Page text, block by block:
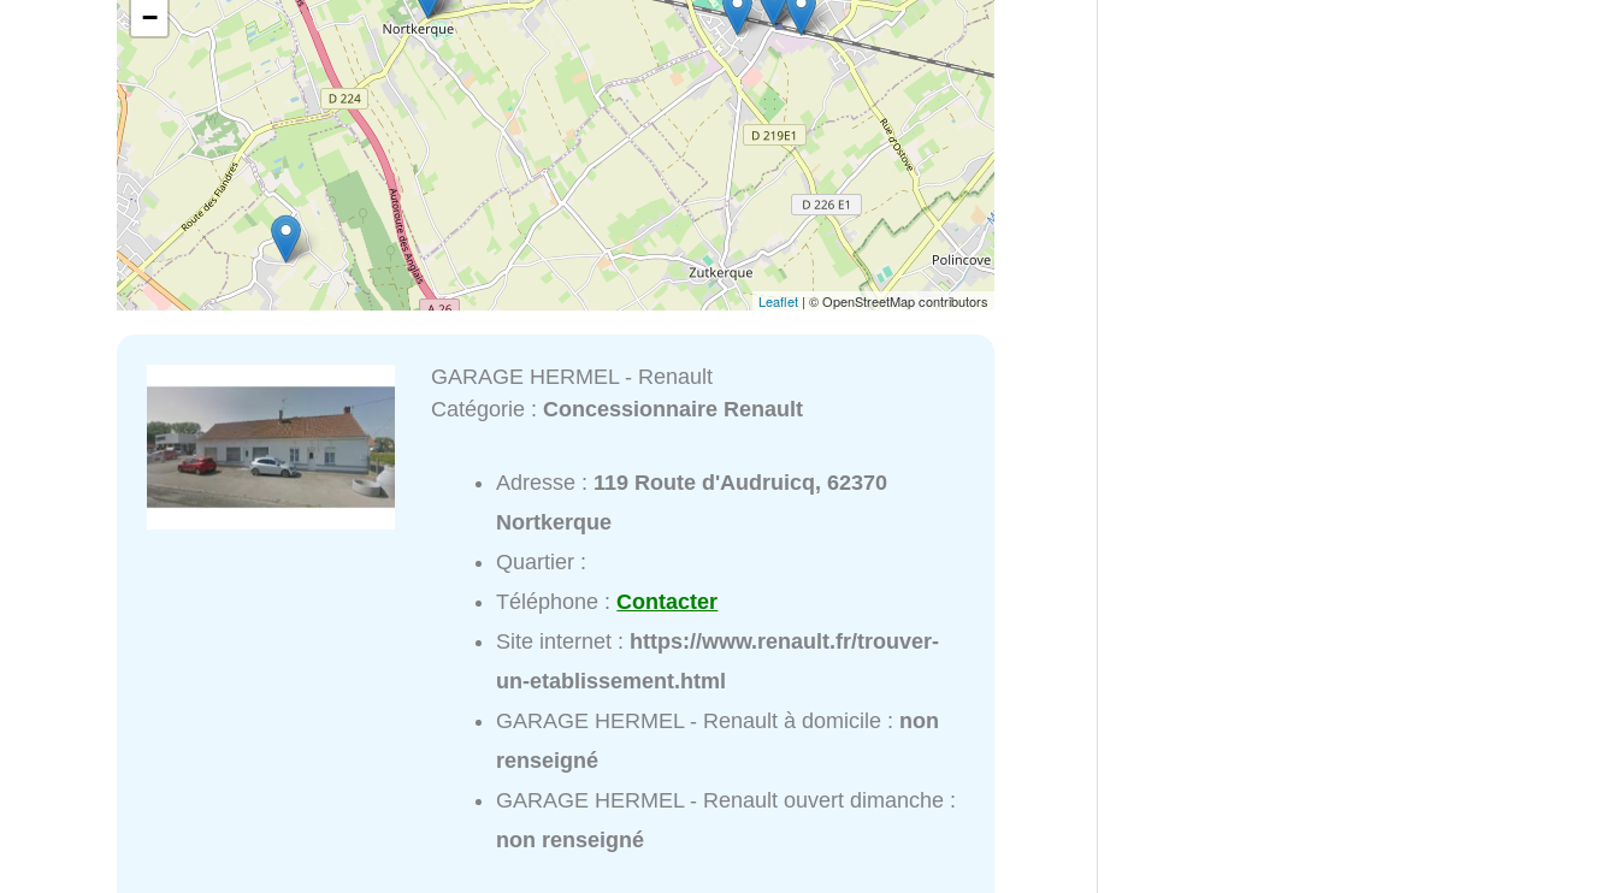
−
Leaflet| © OpenStreetMap contributors
GARAGE HERMEL - Renault
Catégorie :Concessionnaire Renault
Adresse : 119 Route d'Audruicq, 62370
Nortkerque
Quartier :
Téléphone :Contacter
Site internet : https://www.renault.fr/trouver-
un-etablissement.html
GARAGE HERMEL - Renault à domicile : non
renseigné
GARAGE HERMEL - Renault ouvert dimanche :
non renseigné